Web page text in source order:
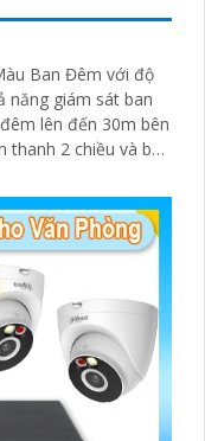
Ban Đêm với độ
năng giám sát ban
lên đến 30m bên
2 chiều và báo